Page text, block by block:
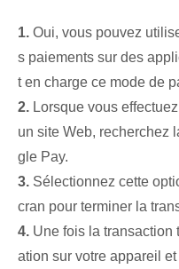
1. Oui, vous pouvez
s paiements sur des
t en charge ce mode de
2. Lorsque vous
un site Web, recherchez
gle Pay.
3. Sélectionnez cette
cran pour terminer la
4. Une fois la transaction
ation sur votre appareil